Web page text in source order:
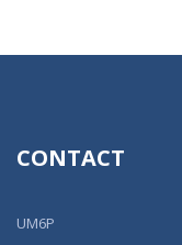
CONTACT
UM6P